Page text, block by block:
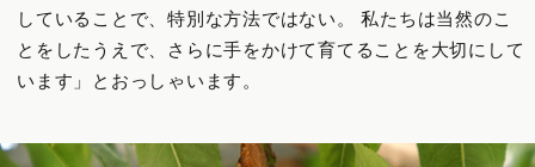
していることで、特別な方法ではない。
私たちは当然のこ
とをしたうえで、さらに手をかけて育てることを大切にして
います」とおっしゃいます。